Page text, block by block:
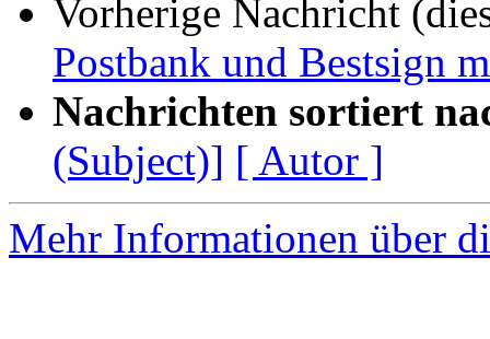
Vorherige Nachricht
Postbank und Bestsign
Nachrichten sortiert
(Subject)] [ Autor ]
Mehr Informationen über